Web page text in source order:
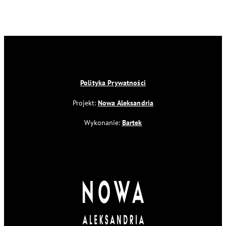
Polityka Prywatności
Projekt: Nowa Aleksandria
Wykonanie: Bartek